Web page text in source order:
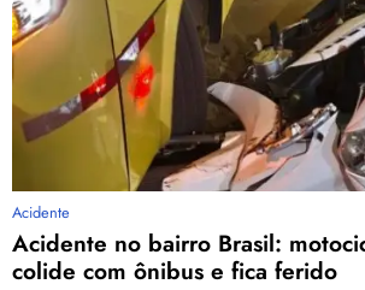
Acidente
Acidente no bairro Brasil:
colide com ônibus e fica ferido